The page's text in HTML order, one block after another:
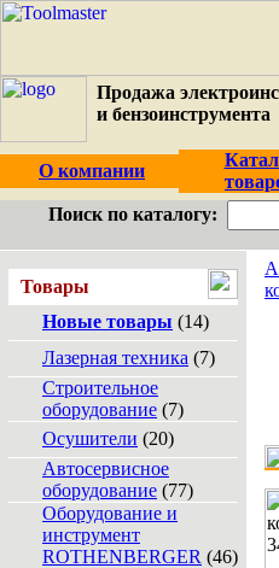
Продажа
и бензоинструмента
О компании
Поиск по каталогу:
Товары
Новые товары (14)
Лазерная техника (7)
Строительное
оборудование (7)
Осушители (20)
Автосервисное
оборудование (77)
Оборудование и
инструмент
ROTHENBERGER (46)